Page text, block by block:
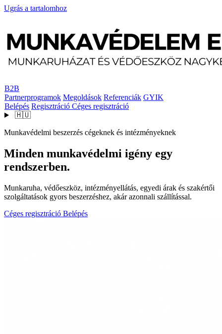
Ugrás a tartalomhoz
B2B
Partnerprogramok Megoldások Referenciák GYIK
Belépés Regisztráció Céges regisztráció
🇭🇺
Munkavédelmi beszerzés cégeknek és intézményeknek
Minden munkavédelmi igény egy
rendszerben.
Munkaruha, védőeszköz, intézményellátás, egyedi árak és szakértői
szolgáltatások gyors beszerzéshez, akár azonnali szállítással.
Céges regisztráció Belépés